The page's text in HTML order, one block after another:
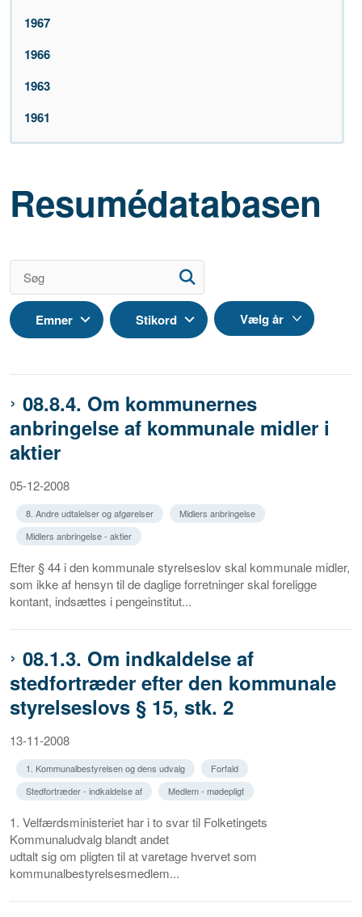
1967
1966
1963
1961
Resumédatabasen
Emner Stikord
08.8.4. Om kommunernes
anbringelse af kommunale midler i
aktier
05-12-2008
8. Andre udtalelser og afgørelser
Midlers anbringelse
Midlers anbringelse - aktier
Efter § 44 i den kommunale styrelseslov skal kommunale midler,
som ikke af hensyn til de daglige forretninger skal foreligge
kontant, indsættes i pengeinstitut...
08.1.3. Om indkaldelse af
stedfortræder efter den kommunale
styrelseslovs § 15, stk. 2
13-11-2008
1. Kommunalbestyrelsen og dens udvalg
Forfald
Stedfortræder - indkaldelse af
Medlem - mødepligt
1. Velfærdsministeriet har i to svar til Folketingets
Kommunaludvalg blandt andet
udtalt sig om pligten til at varetage hvervet som
kommunalbestyrelsesmedlem...